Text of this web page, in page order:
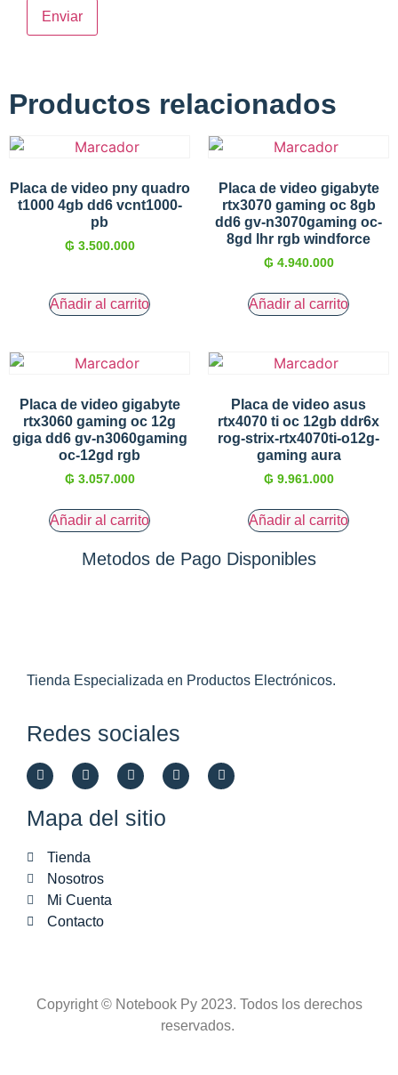
Productos relacionados
Placa de video pny quadro
t1000 4gb dd6 vcnt1000-
pb
₲ 3.500.000
Añadir al carrito
Placa de video gigabyte
rtx3070 gaming oc 8gb
dd6 gv-n3070gaming oc-
8gd lhr rgb windforce
₲ 4.940.000
Añadir al carrito
Placa de video gigabyte
rtx3060 gaming oc 12g
giga dd6 gv-n3060gaming
oc-12gd rgb
₲ 3.057.000
Añadir al carrito
Placa de video asus
rtx4070 ti oc 12gb ddr6x
rog-strix-rtx4070ti-o12g-
gaming aura
₲ 9.961.000
Añadir al carrito
Metodos de Pago Disponibles
Tienda Especializada en Productos Electrónicos.
Redes sociales
Mapa del sitio
Tienda
Nosotros
Mi Cuenta
Contacto
Copyright © Notebook Py 2023. Todos los derechos
reservados.